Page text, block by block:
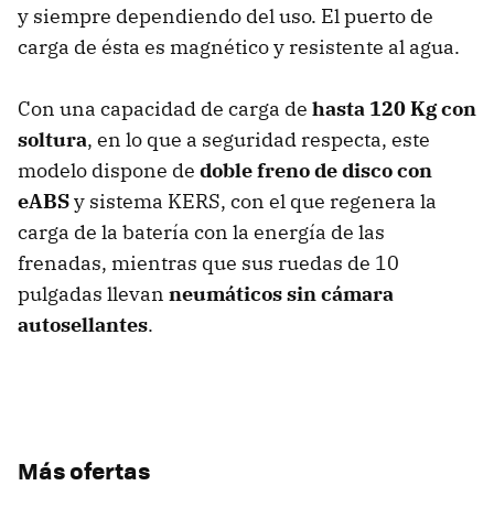
y siempre dependiendo del uso. El puerto de
carga de ésta es magnético y resistente al agua.
Con una capacidad de carga de hasta 120 Kg con
soltura, en lo que a seguridad respecta, este
modelo dispone de doble freno de disco con
eABSy sistema KERS, con el que regenera la
carga de la batería con la energía de las
frenadas, mientras que sus ruedas de 10
pulgadas llevan neumáticos sin cámara
autosellantes.
Más ofertas